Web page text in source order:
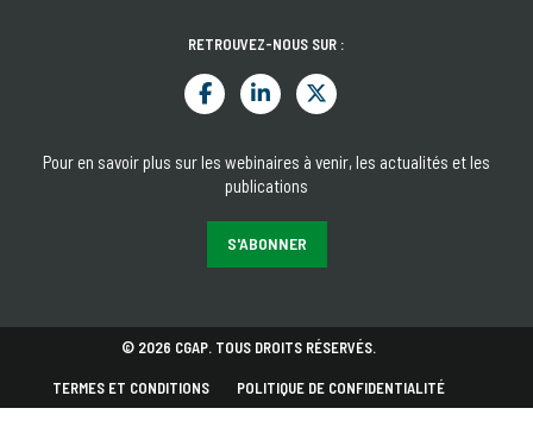
RETROUVEZ-NOUS SUR :
Pour en savoir plus sur les webinaires à venir, les actualités et les
publications
S'ABONNER
© 2026 CGAP. TOUS DROITS RÉSERVÉS.
TERMES ET CONDITIONS POLITIQUE DE CONFIDENTIALITÉ